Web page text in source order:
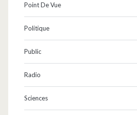
Point De Vue
Politique
Public
Radio
Sciences